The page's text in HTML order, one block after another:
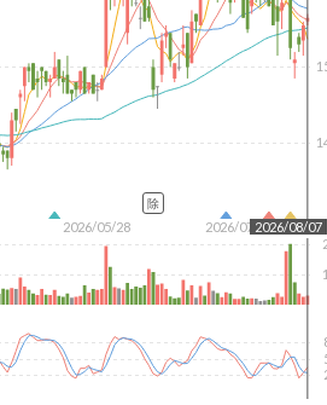
2026/05/28 2026/07/162026/08/07
除